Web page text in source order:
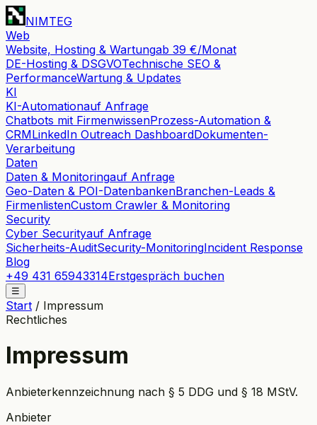
NIMTEG
Web
Website, Hosting & Wartungab 39 €/Monat
DE-Hosting & DSGVOTechnische SEO &
PerformanceWartung & Updates
KI
KI-Automationauf Anfrage
Chatbots mit FirmenwissenProzess-Automation &
CRMLinkedIn Outreach DashboardDokumenten-
Verarbeitung
Daten
Daten & Monitoringauf Anfrage
Geo-Daten & POI-DatenbankenBranchen-Leads &
FirmenlistenCustom Crawler & Monitoring
Security
Cyber Securityauf Anfrage
Sicherheits-AuditSecurity-MonitoringIncident Response
Blog
+49 431 65943314Erstgespräch buchen
☰
Start / Impressum
Rechtliches
Impressum
Anbieterkennzeichnung nach § 5 DDG und § 18 MStV.
Anbieter